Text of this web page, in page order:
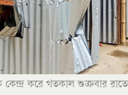
করে গতকাল শুক্রবার